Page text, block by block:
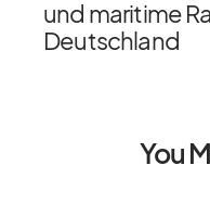
und maritime
Deutschland
You